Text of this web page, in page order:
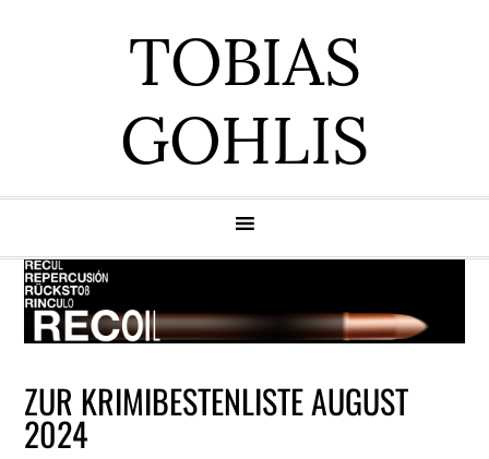
TOBIAS
GOHLIS
ZUR KRIMIBESTENLISTE AUGUST
2024